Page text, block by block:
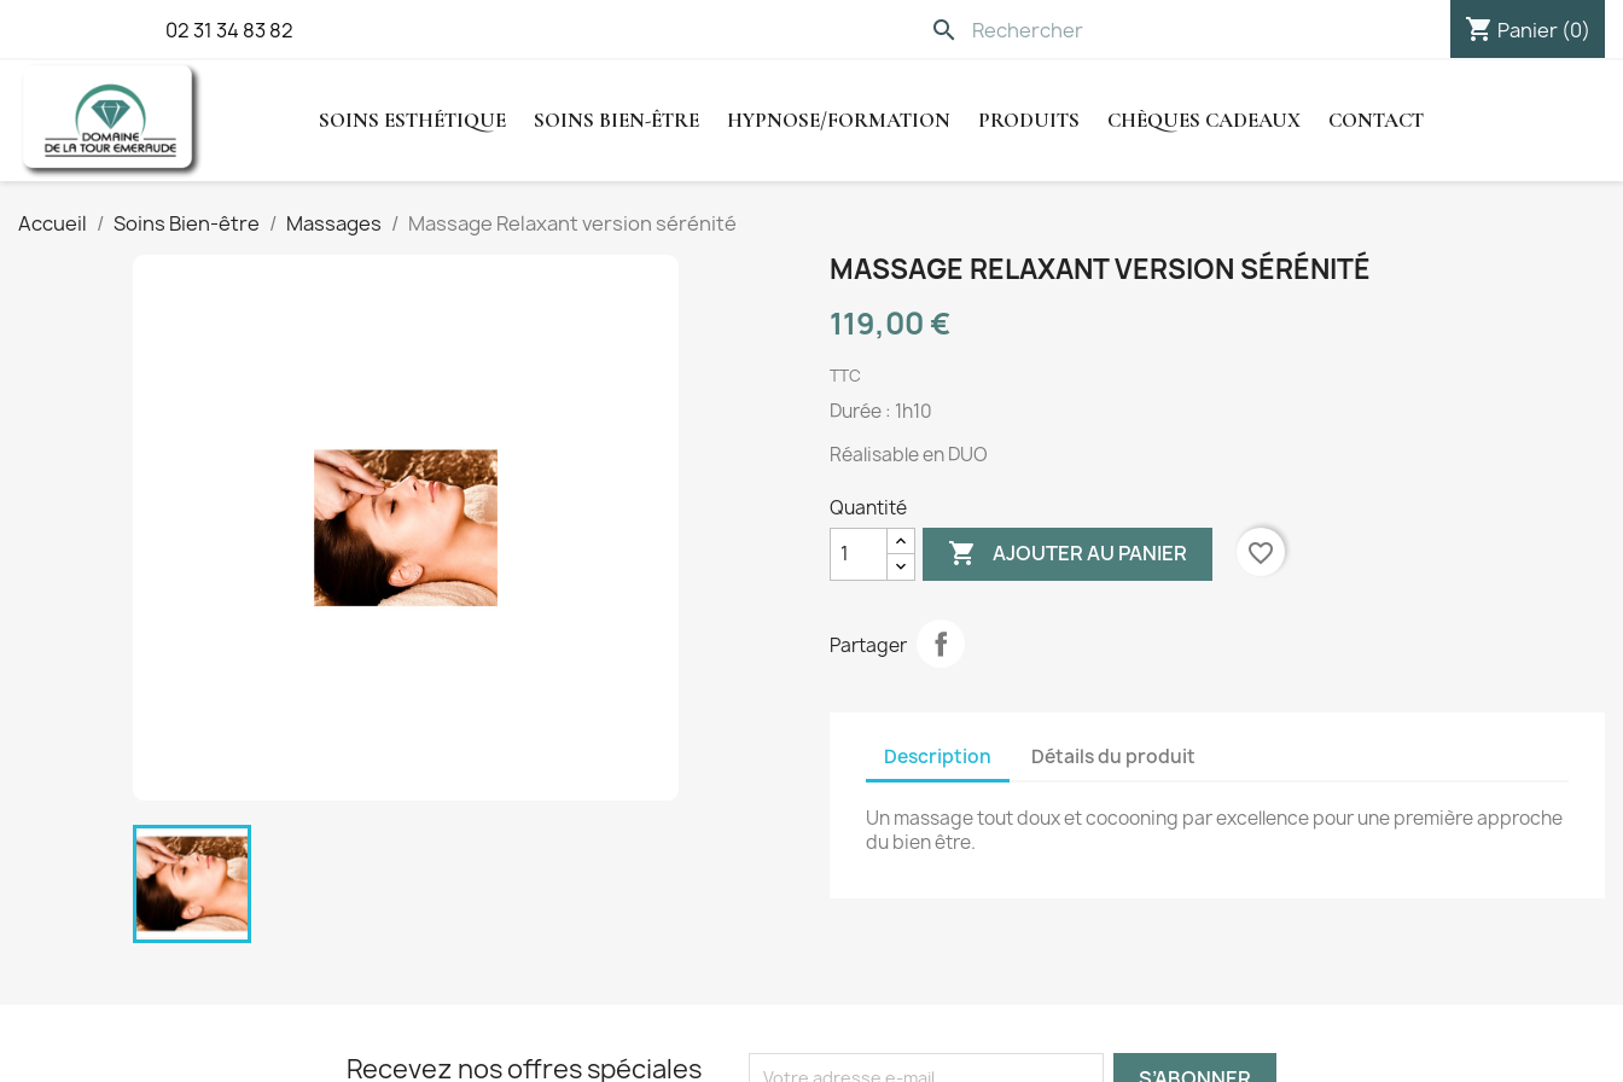
02 31 34 83 82 search shopping_cart Panier (0)
SOINS ESTHÉTIQUE SOINS BIEN-ÊTRE HYPNOSE/FORMATION PRODUITS CHÈQUES CADEAUX CONTACT
Accueil Soins Bien-être Massages Massage Relaxant version sérénité
MASSAGE RELAXANT VERSION SÉRÉNITÉ
119,00 €
TTC
Durée : 1h10
Réalisable en DUO
Quantité
 AJOUTER AU PANIER favorite_border
Partager
Description Détails du produit
Un massage tout doux et cocooning par excellence pour une première approche
du bien être.
Recevez nos offres spéciales